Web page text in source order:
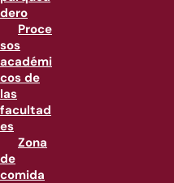
dero
Proce
sos
académi
cos de
las
facultad
es
Zona
de
comida